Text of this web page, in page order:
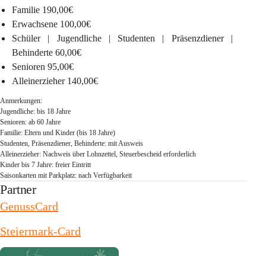
Familie 190,00€
Erwachsene 100,00€
Schüler | Jugendliche | Studenten | Präsenzdiener |
Behinderte 60,00€
Senioren 95,00€
Alleinerzieher 140,00€
Anmerkungen:
Jugendliche: bis 18 Jahre
Senioren: ab 60 Jahre
Familie: Eltern und Kinder (bis 18 Jahre)
Studenten, Präsenzdiener, Behinderte: mit Ausweis
Alleinerzieher: Nachweis über Lohnzettel, Steuerbescheid erforderlich
Kinder bis 7 Jahre: freier Eintritt
Saisonkarten mit Parkplatz: nach Verfügbarkeit
Partner
GenussCard
Steiermark-Card